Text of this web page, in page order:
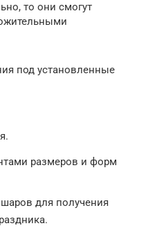
то они смогут
под установленные
размеров и форм
для получения